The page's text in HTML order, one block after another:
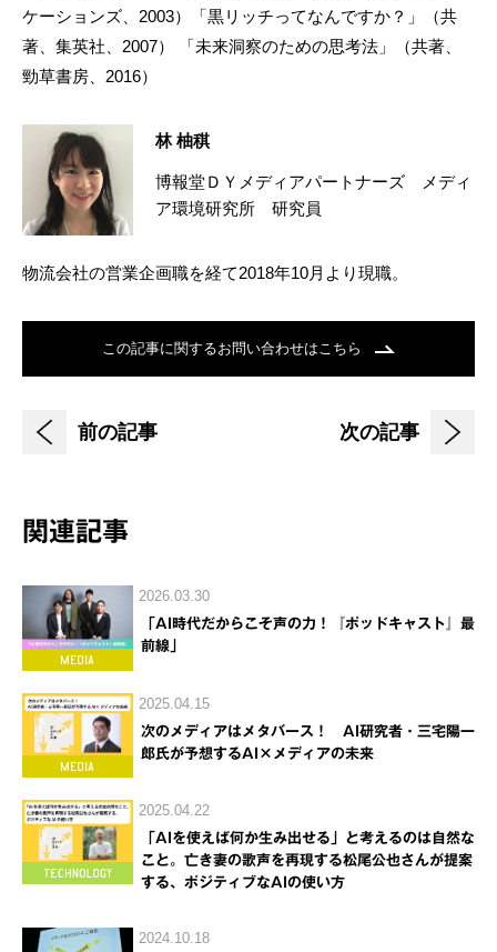
ケーションズ、2003）「黒リッチってなんですか？」（共
著、集英社、2007） 「未来洞察のための思考法」（共著、
勁草書房、2016）
林 柚稘
博報堂ＤＹメディアパートナーズ メディ
ア環境研究所 研究員
物流会社の営業企画職を経て2018年10月より現職。
この記事に関するお問い合わせはこちら
前の記事 次の記事
関連記事
2026.03.30
「AI時代だからこそ声の力！『ポッドキャスト』最
前線」
2025.04.15
次のメディアはメタバース！ AI研究者・三宅陽一
郎氏が予想するAI×メディアの未来
2025.04.22
「AIを使えば何か生み出せる」と考えるのは自然な
こと。亡き妻の歌声を再現する松尾公也さんが提案
する、ポジティブなAIの使い方
2024.10.18